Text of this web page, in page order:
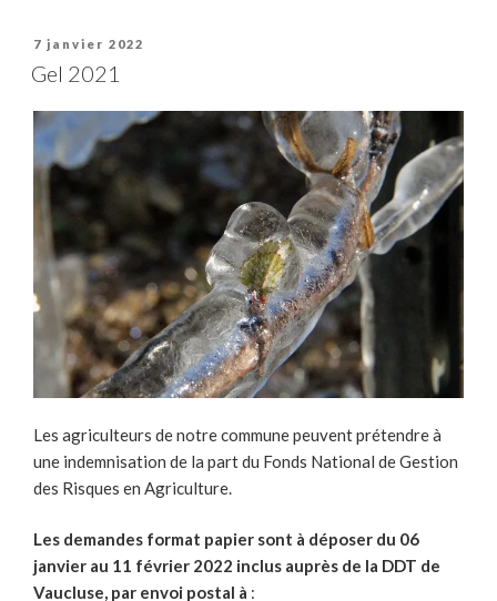
Publié
7 janvier 2022
Gel 2021
Les agriculteurs de notre commune peuvent prétendre à
une indemnisation de la part du Fonds National de Gestion
des Risques en Agriculture.
Les demandes format papier sont à déposer du 06
janvier au 11 février 2022 inclus auprès de la DDT de
Vaucluse, par envoi postal à :